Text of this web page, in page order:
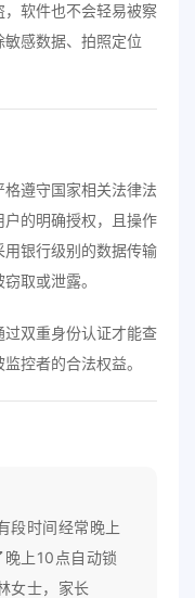
软件也不会轻易被察
感数据、拍照定位
遵守国家相关法律法
的明确授权，且操作
银行级别的数据传输
取或泄露。
双重身份认证才能查
控者的合法权益。
段时间经常晚上
上10点自动锁
女士，家长